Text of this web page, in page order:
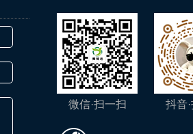
微信·扫一扫 抖音